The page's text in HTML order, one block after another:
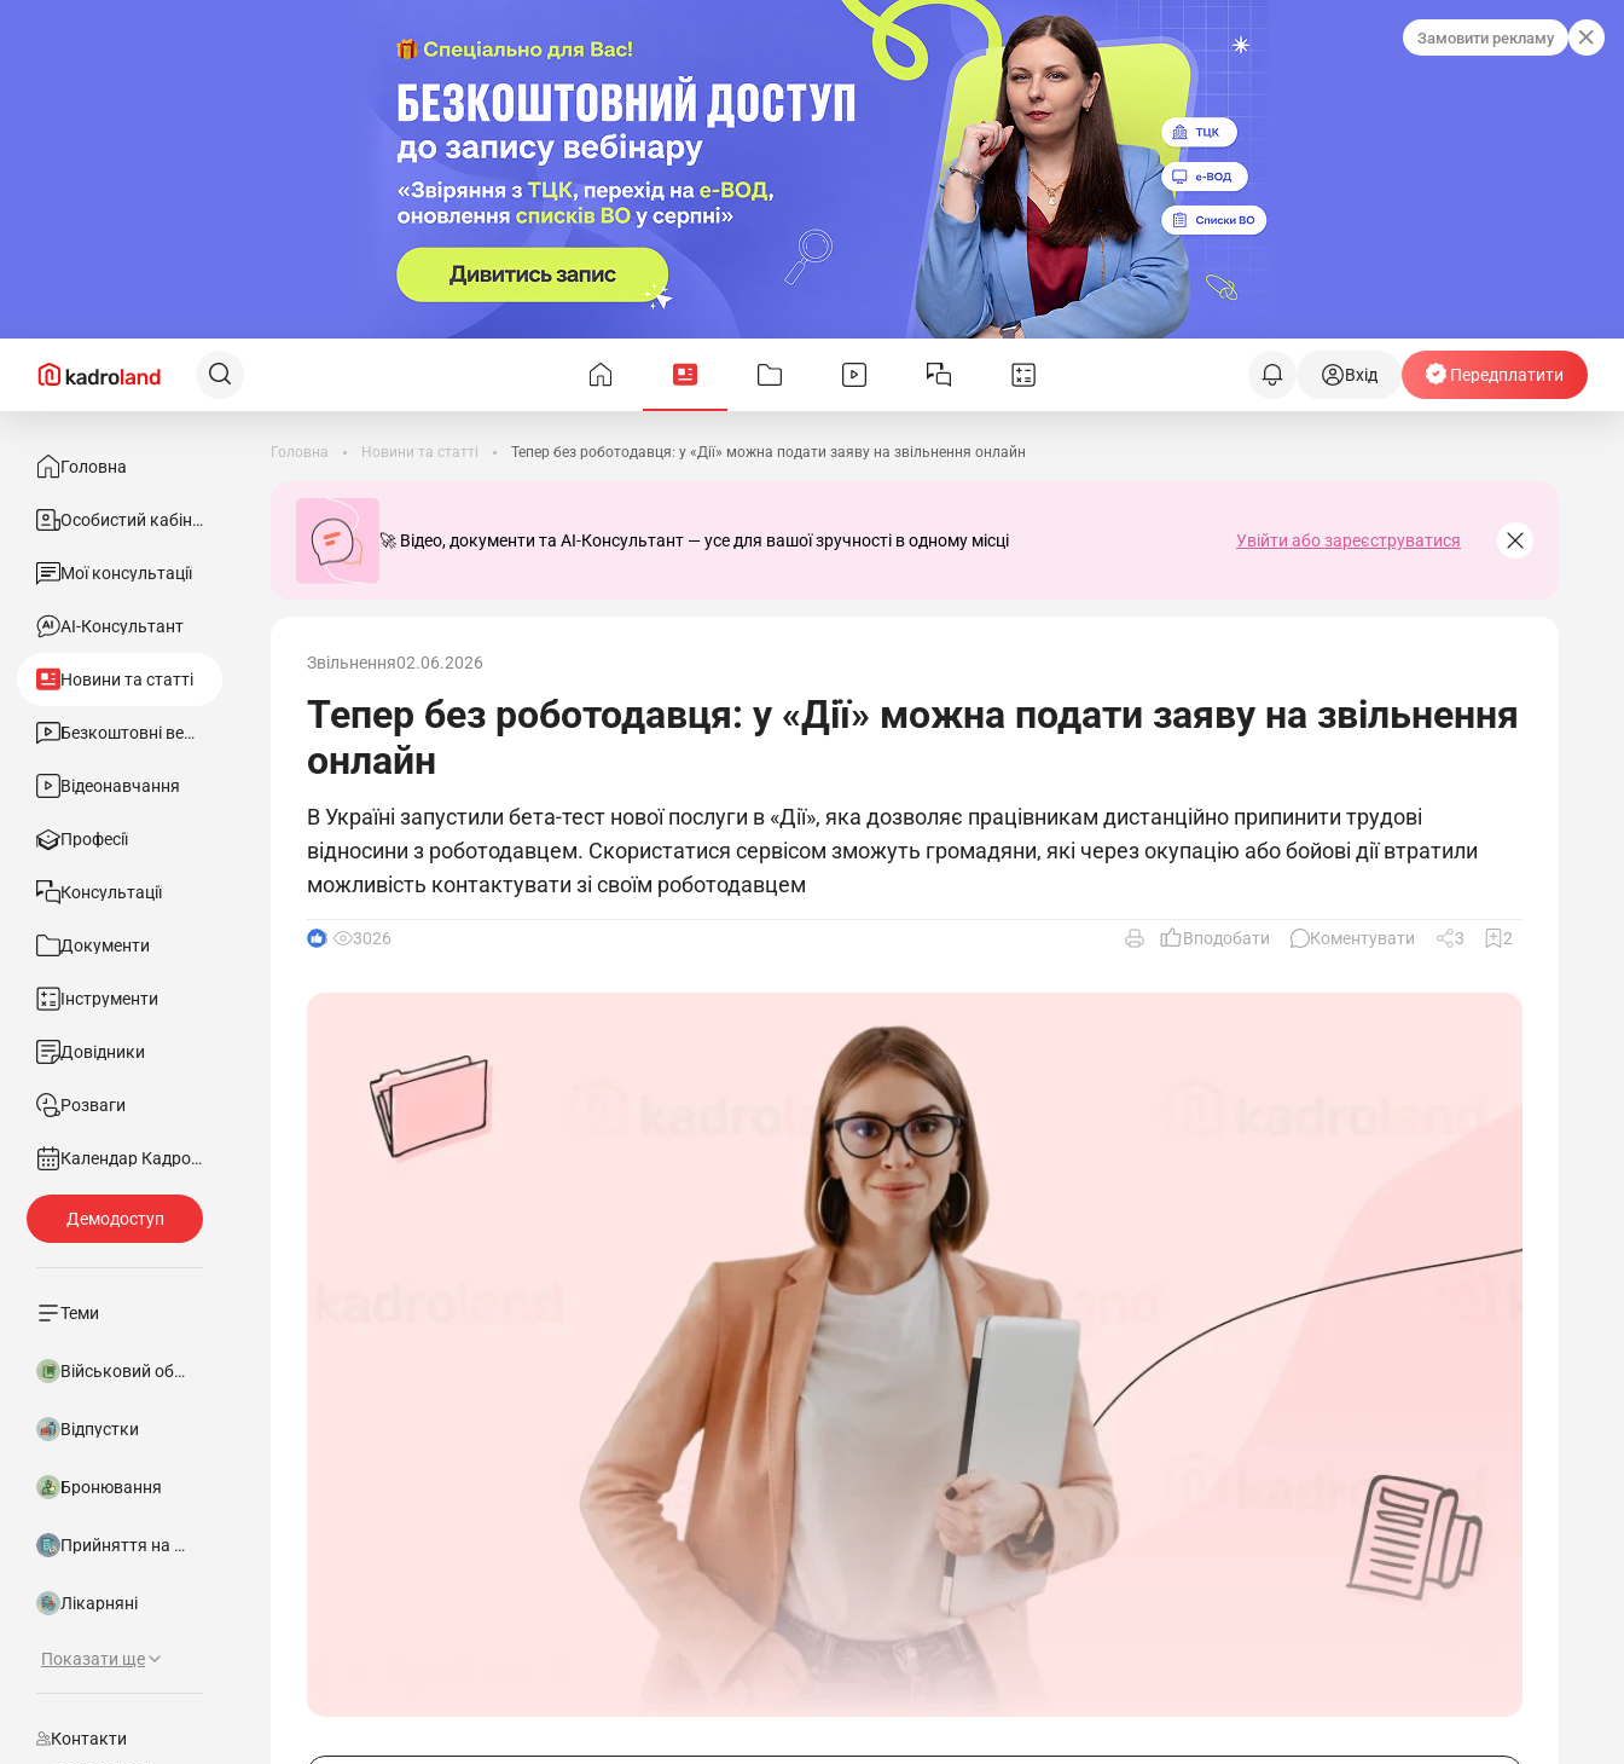
Замовити рекламу
Вхід Передплатити
Головна
Особистий кабінет
Мої консультації
АІ-Консультант
Новини та статті
Безкоштовні вебінари
Відеонавчання
Професії
Консультації
Документи
Інструменти
Довідники
Розваги
Календар Кадровика
Теми
Військовий облік
Відпустки
Бронювання
Прийняття на роботу
Лікарняні
Показати ще
Контакти
Головна Новини та статті Тепер без роботодавця: у «Дії» можна подати заяву на звільнення онлайн
🚀 Відео, документи та AI-Консультант — усе для вашої зручності в одному місці Увійти або зареєструватися
Звільнення02.06.2026
Тепер без роботодавця: у «Дії» можна подати заяву на звільнення
онлайн
В Україні запустили бета-тест нової послуги в «Дії», яка дозволяє працівникам дистанційно припинити трудові
відносини з роботодавцем. Скористатися сервісом зможуть громадяни, які через окупацію або бойові дії втратили
можливість контактувати зі своїм роботодавцем
3 3026 Вподобати Коментувати 3 2